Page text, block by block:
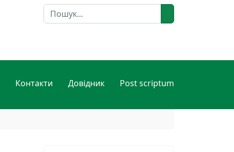
Пошук
Контакти Довідник Post scriptum